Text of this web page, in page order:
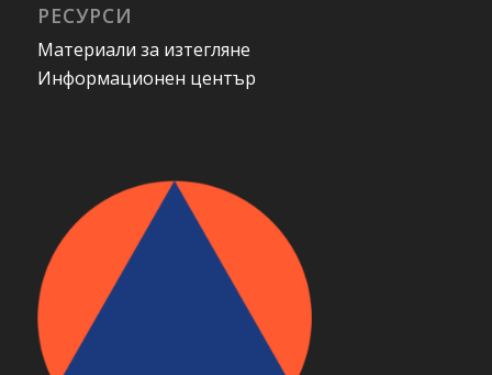
РЕСУРСИ
Материали за изтегляне
Информационен център